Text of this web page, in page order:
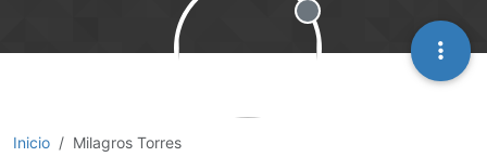
Inicio Milagros Torres
Desconectado